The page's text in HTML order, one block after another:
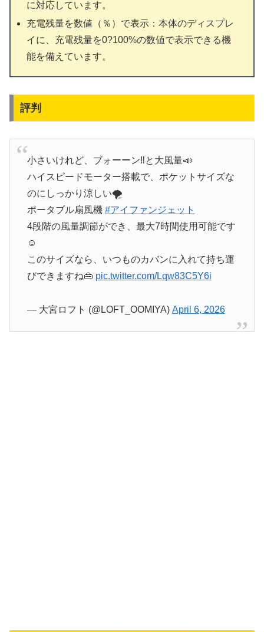
に対応しています。
充電残量を数値（％）で表示：本体のディスプレ
イに、充電残量を0?100%の数値で表示できる機
能を備えています。
評判
小さいけれど、ブォーーン‼️と大風量📣
ハイスピードモーター搭載で、ポケットサイズな
のにしっかり涼しい🌪️
ポータブル扇風機 #アイファンジェット
4段階の風量調節ができ、最大7時間使用可能です
☺️
このサイズなら、いつものカバンに入れて持ち運
びできますね👜 pic.twitter.com/Lqw83C5Y6i
— 大宮ロフト (@LOFT_OOMIYA) April 6, 2026